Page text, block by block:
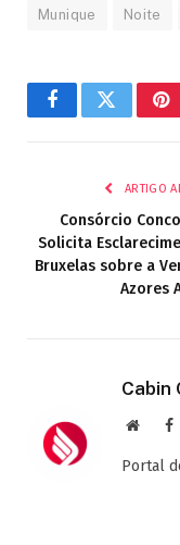
Munique Noite
FacebookTwitter
ARTIGO
Consórcio
Solicita
Bruxelas sobre a
Azores
Cabin
Site
Portal